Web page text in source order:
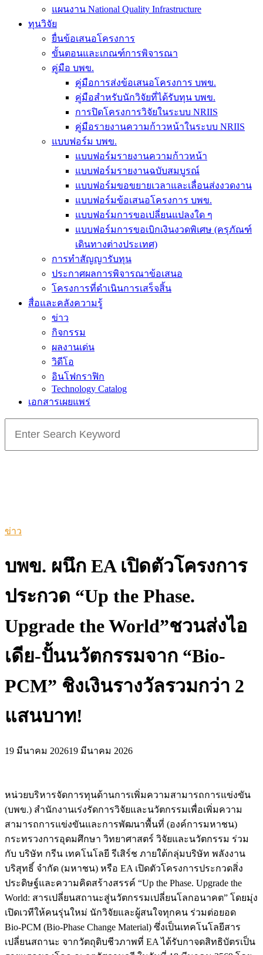
แผนงาน National Quality Infrastructure
ทุนวิจัย
ยื่นข้อเสนอโครงการ
ขั้นตอนและเกณฑ์การพิจารณา
คู่มือ บพข.
คู่มือการส่งข้อเสนอโครงการ บพข.
คู่มือสำหรับนักวิจัยที่ได้รับทุน บพข.
การปิดโครงการวิจัยในระบบ NRIIS
คู่มือรายงานความก้าวหน้าในระบบ NRIIS
แบบฟอร์ม บพข.
แบบฟอร์มรายงานความก้าวหน้า
แบบฟอร์มรายงานฉบับสมบูรณ์
แบบฟอร์มขอขยายเวลาและเลื่อนส่งงวดงาน
แบบฟอร์มข้อเสนอโครงการ บพข.
แบบฟอร์มการขอเปลี่ยนแปลงใด ๆ
แบบฟอร์มการขอเบิกเงินงวดพิเศษ (ครุภัณฑ์
เดินทางต่างประเทศ)
การทำสัญญารับทุน
ประกาศผลการพิจารณาข้อเสนอ
โครงการที่ดำเนินการเสร็จสิ้น
สื่อและคลังความรู้
ข่าว
กิจกรรม
ผลงานเด่น
วิดีโอ
อินโฟกราฟิก
Technology Catalog
เอกสารเผยแพร่
for:
ข่าว
บพข. ผนึก EA เปิดตัวโครงการ
ประกวด “Up the Phase.
Upgrade the World”ชวนส่งไอ
เดีย-ปั้นนวัตกรรมจาก “Bio-
PCM” ชิงเงินรางวัลรวมกว่า 2
แสนบาท!
19 มีนาคม 202619 มีนาคม 2026
หน่วยบริหารจัดการทุนด้านการเพิ่มความสามารถการแข่งขัน
(บพข.) สำนักงานเร่งรัดการวิจัยและนวัตกรรมเพื่อเพิ่มความ
สามารถการแข่งขันและการพัฒนาพื้นที่ (องค์การมหาชน)
กระทรวงการอุดมศึกษา วิทยาศาสตร์ วิจัยและนวัตกรรม ร่วม
กับ บริษัท กรีน เทคโนโลยี รีเสิร์ช ภายใต้กลุ่มบริษัท พลังงาน
บริสุทธิ์ จำกัด (มหาชน) หรือ EA เปิดตัวโครงการประกวดสิ่ง
ประดิษฐ์และความคิดสร้างสรรค์ “Up the Phase. Upgrade the
World: สารเปลี่ยนสถานะสู่นวัตกรรมเปลี่ยนโลกอนาคต” โดยมุ่ง
เปิดเวทีให้คนรุ่นใหม่ นักวิจัยและผู้สนใจทุกคน ร่วมต่อยอด
Bio‑PCM (Bio‑Phase Change Material) ซึ่งเป็นเทคโนโลยีสาร
เปลี่ยนสถานะ จากวัตถุดิบชีวภาพที่ EA ได้รับกาจดสิทธิบัตรเป็น